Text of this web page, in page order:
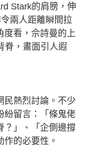
Stark的肩膀，伸
兩人距離瞬間拉
度看，佘詩曼的上
脊，畫面引人遐
民熱烈討論。不少
紛留言：「條鬼佬
？」、「企側邊撐
的必要性。